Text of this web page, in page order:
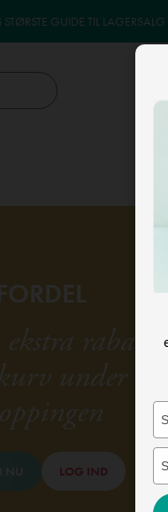
GUIDE TIL LAGERSALG
rabat
under
LOG IND